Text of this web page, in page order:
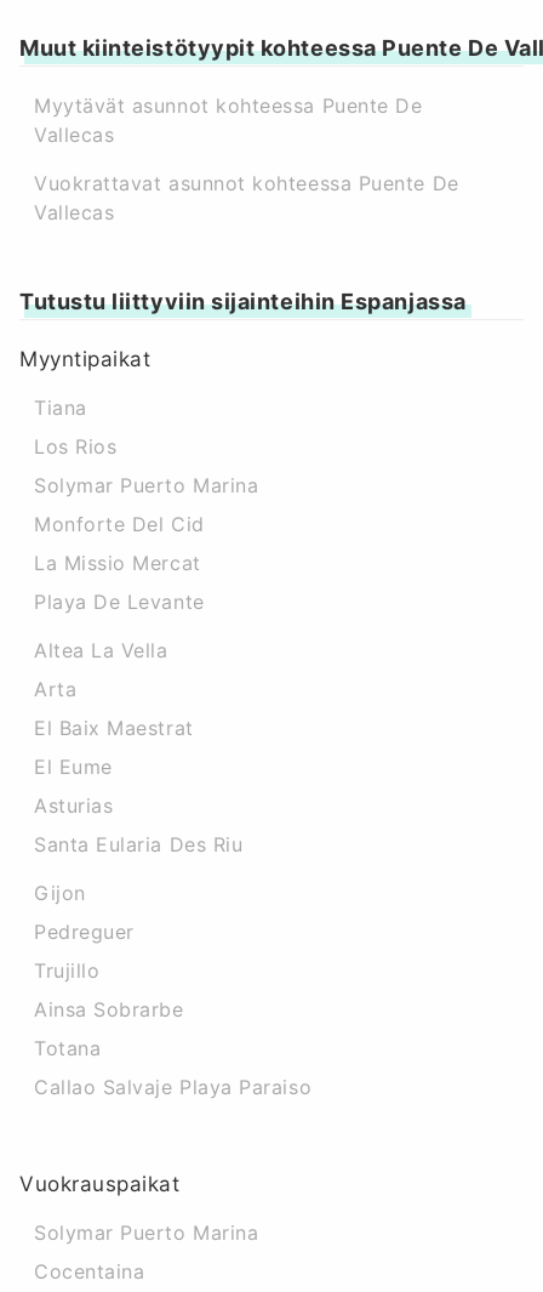
Muut kiinteistötyypit kohteessa Puente De
Myytävät asunnot kohteessa Puente De
Vallecas
Vuokrattavat asunnot kohteessa Puente De
Vallecas
Tutustu liittyviin sijainteihin Espanjassa
Myyntipaikat
Tiana
Los Rios
Solymar Puerto Marina
Monforte Del Cid
La Missio Mercat
Playa De Levante
Altea La Vella
Arta
El Baix Maestrat
El Eume
Asturias
Santa Eularia Des Riu
Gijon
Pedreguer
Trujillo
Ainsa Sobrarbe
Totana
Callao Salvaje Playa Paraiso
Vuokrauspaikat
Solymar Puerto Marina
Cocentaina